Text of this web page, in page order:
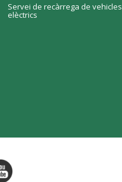
Servei de recàrrega de vehicles
elèctrics